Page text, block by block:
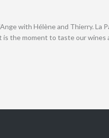
with Hélène and Thierry. La
the moment to taste our wines